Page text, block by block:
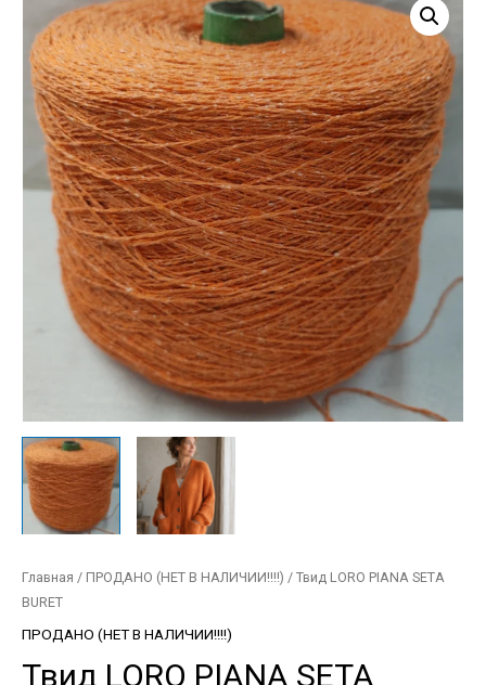
Главная / ПРОДАНО (НЕТ В НАЛИЧИИ!!!!) / Твид LORO PIANA SETA
BURET
ПРОДАНО (НЕТ В НАЛИЧИИ!!!!)
Твид LORO PIANA SETA